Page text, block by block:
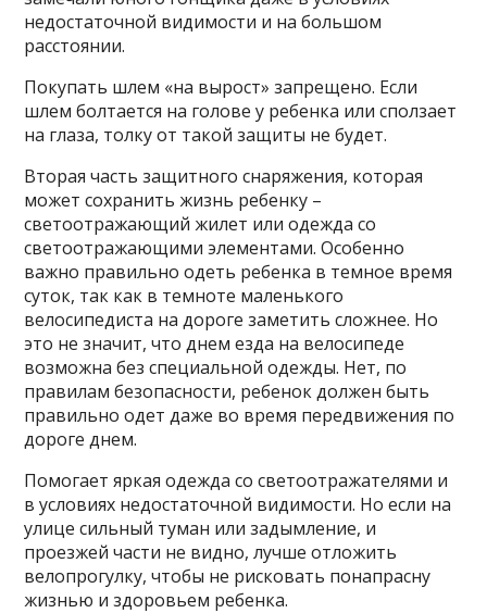
недостаточной видимости и на большом
расстоянии.
Покупать шлем «на вырост» запрещено. Если
шлем болтается на голове у ребенка или сползает
на глаза, толку от такой защиты не будет.
Вторая часть защитного снаряжения, которая
может сохранить жизнь ребенку –
светоотражающий жилет или одежда со
светоотражающими элементами. Особенно
важно правильно одеть ребенка в темное время
суток, так как в темноте маленького
велосипедиста на дороге заметить сложнее. Но
это не значит, что днем езда на велосипеде
возможна без специальной одежды. Нет, по
правилам безопасности, ребенок должен быть
правильно одет даже во время передвижения по
дороге днем.
Помогает яркая одежда со светоотражателями и
в условиях недостаточной видимости. Но если на
улице сильный туман или задымление, и
проезжей части не видно, лучше отложить
велопрогулку, чтобы не рисковать понапрасну
жизнью и здоровьем ребенка.